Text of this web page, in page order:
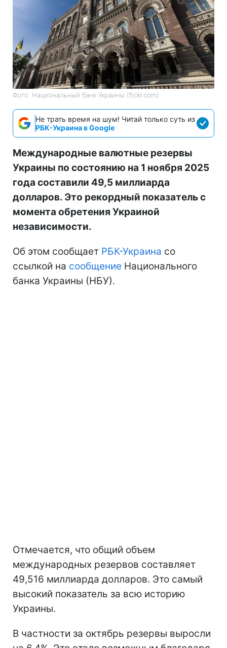
Фото: Национальный банк Украины (flickr.com)
Не трать время на шум! Читай только суть из
РБК-Украина в Google
Международные валютные резервы
Украины по состоянию на 1 ноября 2025
года составили 49,5 миллиарда
долларов. Это рекордный показатель с
момента обретения Украиной
независимости.
Об этом сообщает РБК-Украина со
ссылкой на сообщение Национального
банка Украины (НБУ).
Отмечается, что общий объем
международных резервов составляет
49,516 миллиарда долларов. Это самый
высокий показатель за всю историю
Украины.
В частности за октябрь резервы выросли